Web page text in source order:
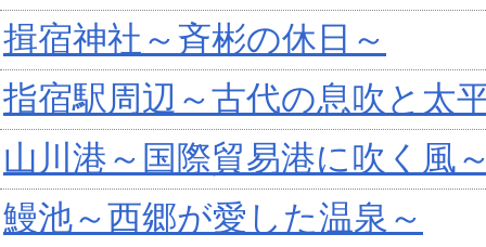
揖宿神社～斉彬の休日～
指宿駅周辺～古代の息吹と太
山川港～国際貿易港に吹く風
鰻池～西郷が愛した温泉～